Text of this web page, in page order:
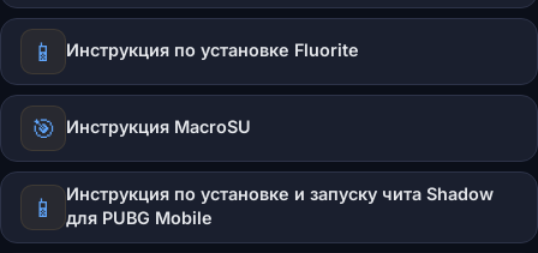
📱 Инструкция по установке Fluorite
🎯 Инструкция MacroSU
📱
Инструкция по установке и запуску чита Shadow
для PUBG Mobile